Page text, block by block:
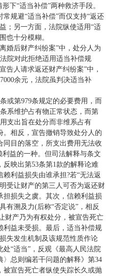
下“适当补偿”两种救济手段。
规避“适当补偿”而仅支持“返还
；另一方面，法院纵使适用“适
也十分模糊。
婚后财产纠纷案”中，处分人为
院对此拒绝适用适当补偿规
告人请求返还财产纠纷案”中，
余元，法院虽判决适当补
或第979条规定的必要费用，而
系维护占有物正常状态，而第
支出旨在处分而非维系占有
相反，宣告撤销导致处分人的
目的落空，所支出费用无法收
益的一种。但司法解释与条文
映出第53条第1款的解释论难
利益损失由谁承担?若“无法返
受让财产的第三人可否为返还财
担损失之虞。其次，信赖利益损
有溯及力(后称“否定说”，相反
财产乃为有权处分，被宣告死亡
利益未受损。最后，适当补偿规
失发生机制及该规范性质作论
“适当”，反观《最高人民法院
总则编若干问题的解释》第34
被宣告死亡者纵使失踪长久或抛